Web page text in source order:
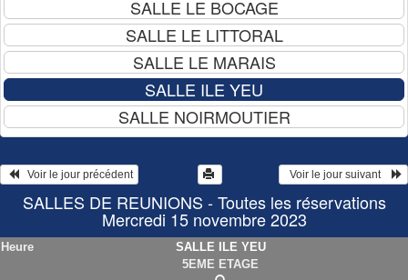
   Voir le jour précédent
  Voir le jour suivant
SALLES DE REUNIONS - Toutes les réservations
Mercredi 15 novembre 2023
Heure
SALLE ILE YEU
5EME ETAGE